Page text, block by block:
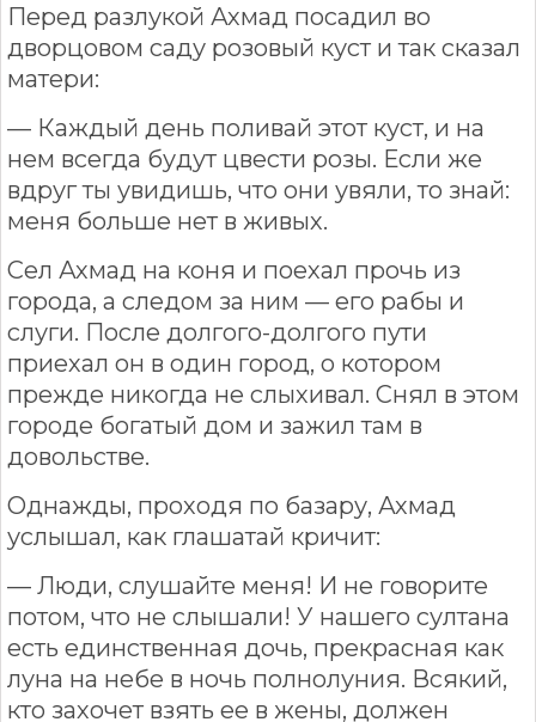
Перед разлукой Ахмад посадил во
дворцовом саду розовый куст и так сказал
матери:
— Каждый день поливай этот куст, и на
нем всегда будут цвести розы. Если же
вдруг ты увидишь, что они увяли, то знай:
меня больше нет в живых.
Сел Ахмад на коня и поехал прочь из
города, а следом за ним — его рабы и
слуги. После долгого-долгого пути
приехал он в один город, о котором
прежде никогда не слыхивал. Снял в этом
городе богатый дом и зажил там в
довольстве.
Однажды, проходя по базару, Ахмад
услышал, как глашатай кричит:
— Люди, слушайте меня! И не говорите
потом, что не слышали! У нашего султана
есть единственная дочь, прекрасная как
луна на небе в ночь полнолуния. Всякий,
кто захочет взять ее в жены, должен